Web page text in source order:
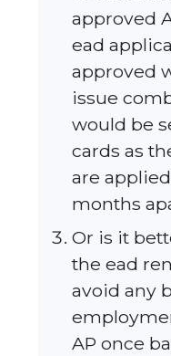
approved
ead
approved
issue
would be
cards as
are
months
Or is it
the ead
avoid any
AP once